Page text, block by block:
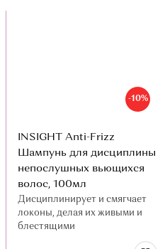
-10%
INSIGHT Anti-Frizz
Шампунь для дисциплины
непослушных вьющихся
волос, 100мл
Дисциплинирует и смягчает
локоны, делая их живыми и
блестящими